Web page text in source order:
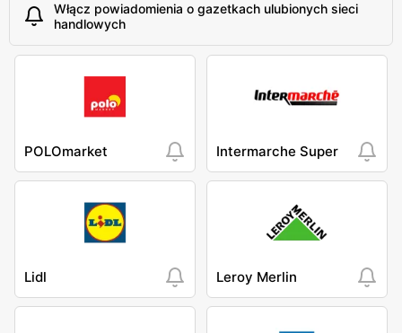
Włącz powiadomienia o gazetkach ulubionych sieci
handlowych
POLOmarket Intermarche Super
Lidl Leroy Merlin